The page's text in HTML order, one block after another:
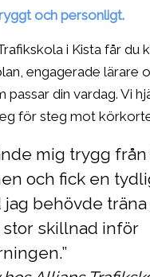
och personligt.
i Kista får du
engagerade lärare
passar din vardag. Vi
för steg mot
mig trygg
och fick en
jag behövde träna
skillnad inför